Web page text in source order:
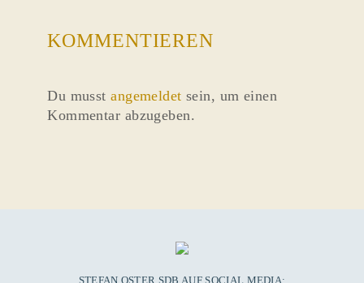
KOMMENTIEREN
Du musstangemeldet sein, um einen
Kommentar abzugeben.
STEFAN OSTER SDB AUF SOCIAL MEDIA: